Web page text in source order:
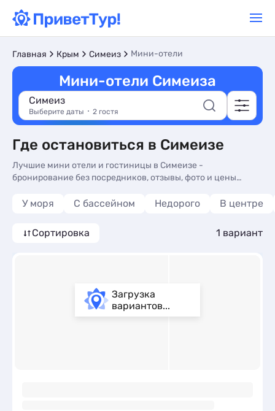
Главная Крым Симеиз Мини-отели
Мини-отели Симеиза
Симеиз
Выберите даты 2 гостя
Где остановиться в Симеизе
Лучшие мини отели и гостиницы в Симеизе -
бронирование без посредников, отзывы, фото и цены
гостиницах - более 10 вариантов, от 2823 руб, номера с
У моря С бассейном Недорого В центре
Сортировка 1 вариант
Загрузка
вариантов...